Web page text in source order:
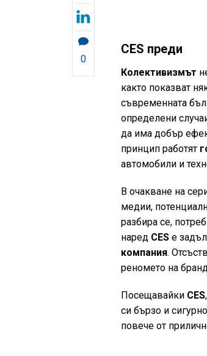
0
CES преди
Колективизмът
както показват
съвременната
определени
да има добър
принцип работят
автомобили и
В очакване на
медии,
разбира се,
наред CES е
компания.
реномето на
Посещавайки CES
си бързо и
повече от